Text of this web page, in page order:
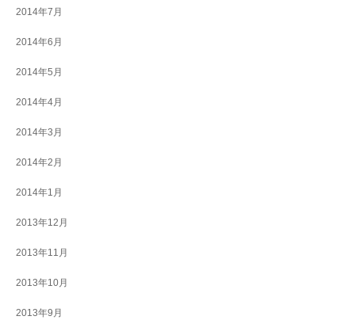
2014年7月
2014年6月
2014年5月
2014年4月
2014年3月
2014年2月
2014年1月
2013年12月
2013年11月
2013年10月
2013年9月